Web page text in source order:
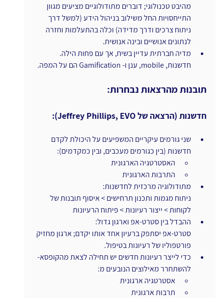
מהיבט טכנולוגי; דוברים מתודולוגיים מציעים מגוון
התייחסויות החל משילוב בניהול הידע (למשל דרך
ניתוח צרכים ודרך מדידה) וכלה בהתעלמות וחזרה
לנתונים אנושיים ובינה אנושית.
מדיה חברתית עדיין בשיח, אך עם פחות הילה.
חדשנות, mobile, ענן ו- Gamification הם על המפה.
תובנות מהרצאות נבחרות:
חדשנות (הרצאה של Jeffrey Phillips, EVO):
שני גורמים עיקריים המשפיעים על היכולת לקדם
חדשנות (בין כגורמים מעכבים, ובין כמקדמים):
האסטרטגיה הארגונית
התרבות הארגונית
מתודולוגיה מרכזית לחדשנות:
ניתוח מגמות ותכנון תרחישים > איסוף תובנות של
לקוחות > ייצור רעיונות > פיתוח הרעיונות
ההבדל בין סטרט-אפ וארגון גדול:
סטרט-אפ יסתפק ברעיון אחד אותו יקדם; ארגון מחזיק
פורטפוליו של רעיונות בטיפול.
כדי לייצר רעיונות חדשים יש תחילה לצאת מהקופסא-
להשתחרר מאילוצים הנובעים מ:
אסטרטגיה ארגונית
תרבות ארגונית